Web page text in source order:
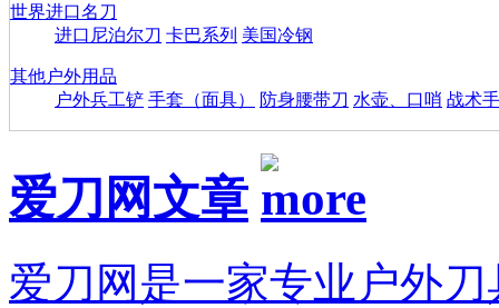
世界进口名刀
进口尼泊尔刀 卡巴系列 美国冷钢
其他户外用品
户外兵工铲 手套（面具） 防身腰带刀 水壶、口哨 战术
爱刀网文章
爱刀网是一家专业户外